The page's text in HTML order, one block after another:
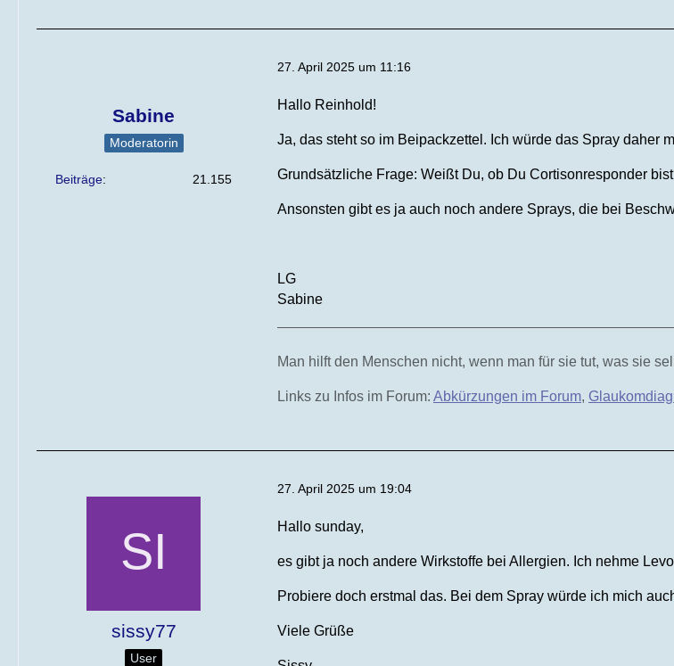
Sabine
Moderatorin
Beiträge 21.155
27. April 2025 um 11:16
Hallo Reinhold!
Ja, das steht so im Beipackzettel. Ich würde das Spray daher
Grundsätzliche Frage: Weißt Du, ob Du Cortisonresponder
Ansonsten gibt es ja auch noch andere Sprays, die bei
LG
Sabine
Man hilft den Menschen nicht, wenn man für sie tut, was sie
Links zu Infos im Forum: Abkürzungen im Forum,
sissy77
User
27. April 2025 um 19:04
Hallo sunday,
es gibt ja noch andere Wirkstoffe bei Allergien. Ich nehme
Probiere doch erstmal das. Bei dem Spray würde ich mich
Viele Grüße